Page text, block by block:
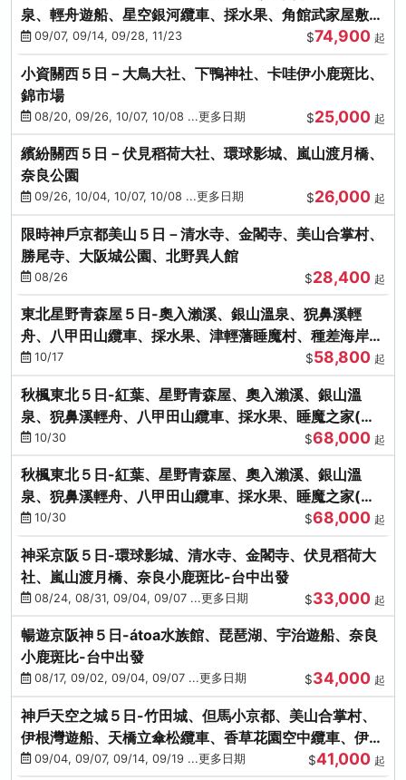
泉、輕舟遊船、星空銀河纜車、採水果、角館武家屋敷
(不進免稅店)(仙/青)
09/07, 09/14, 09/28, 11/23 $74,900 起
小資關西５日－大鳥大社、下鴨神社、卡哇伊小鹿斑比、
錦市場
08/20, 09/26, 10/07, 10/08 ...更多日期 $25,000 起
繽紛關西５日－伏見稻荷大社、環球影城、嵐山渡月橋、
奈良公園
09/26, 10/04, 10/07, 10/08 ...更多日期 $26,000 起
限時神戶京都美山５日－清水寺、金閣寺、美山合掌村、
勝尾寺、大阪城公園、北野異人館
08/26 $28,400 起
東北星野青森屋５日-奧入瀨溪、銀山溫泉、猊鼻溪輕
舟、八甲田山纜車、採水果、津輕藩睡魔村、種差海岸
(不進免稅店)
10/17 $58,800 起
秋楓東北５日-紅葉、星野青森屋、奧入瀨溪、銀山溫
泉、猊鼻溪輕舟、八甲田山纜車、採水果、睡魔之家(不
進免稅店)
10/30 $68,000 起
秋楓東北５日-紅葉、星野青森屋、奧入瀨溪、銀山溫
泉、猊鼻溪輕舟、八甲田山纜車、採水果、睡魔之家(不
進免稅店)
10/30 $68,000 起
神采京阪５日-環球影城、清水寺、金閣寺、伏見稻荷大
社、嵐山渡月橋、奈良小鹿斑比-台中出發
08/24, 08/31, 09/04, 09/07 ...更多日期 $33,000 起
暢遊京阪神５日-átoa水族館、琵琶湖、宇治遊船、奈良
小鹿斑比-台中出發
08/17, 09/02, 09/04, 09/07 ...更多日期 $34,000 起
神戶天空之城５日-竹田城、但馬小京都、美山合掌村、
伊根灣遊船、天橋立傘松纜車、香草花園空中纜車、伊勢
龍蝦-台中出發
09/04, 09/07, 09/14, 09/19 ...更多日期 $41,000 起